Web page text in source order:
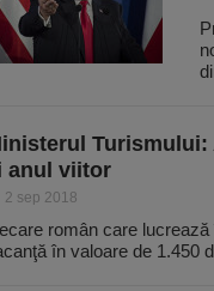
anul viitor
2 sep 2018
român care
în valoare de 1.450